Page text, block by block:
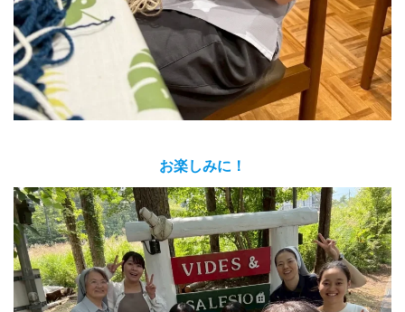
お楽しみに！